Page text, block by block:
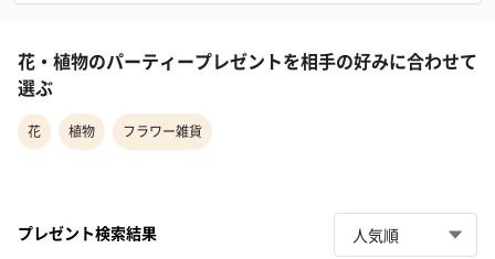
花・植物のパーティープレゼントを相手の好みに合わせて
選ぶ
花 植物 フラワー雑貨
プレゼント検索結果